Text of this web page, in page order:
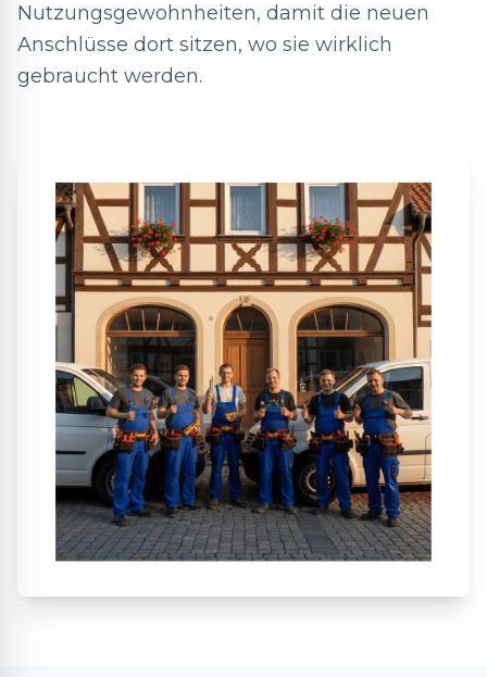
Nutzungsgewohnheiten, damit die neuen
Anschlüsse dort sitzen, wo sie wirklich
gebraucht werden.